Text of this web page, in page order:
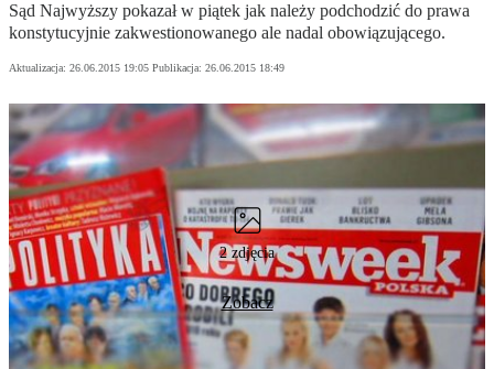
Sąd Najwyższy pokazał w piątek jak należy podchodzić do prawa
konstytucyjnie zakwestionowanego ale nadal obowiązującego.
Aktualizacja: 26.06.2015 19:05 Publikacja: 26.06.2015 18:49
2 zdjęcia
Zobacz